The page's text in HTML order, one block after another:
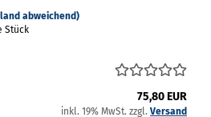
abweichend)
Stück
75,80 EUR
inkl. 19% MwSt. zzgl. Versand